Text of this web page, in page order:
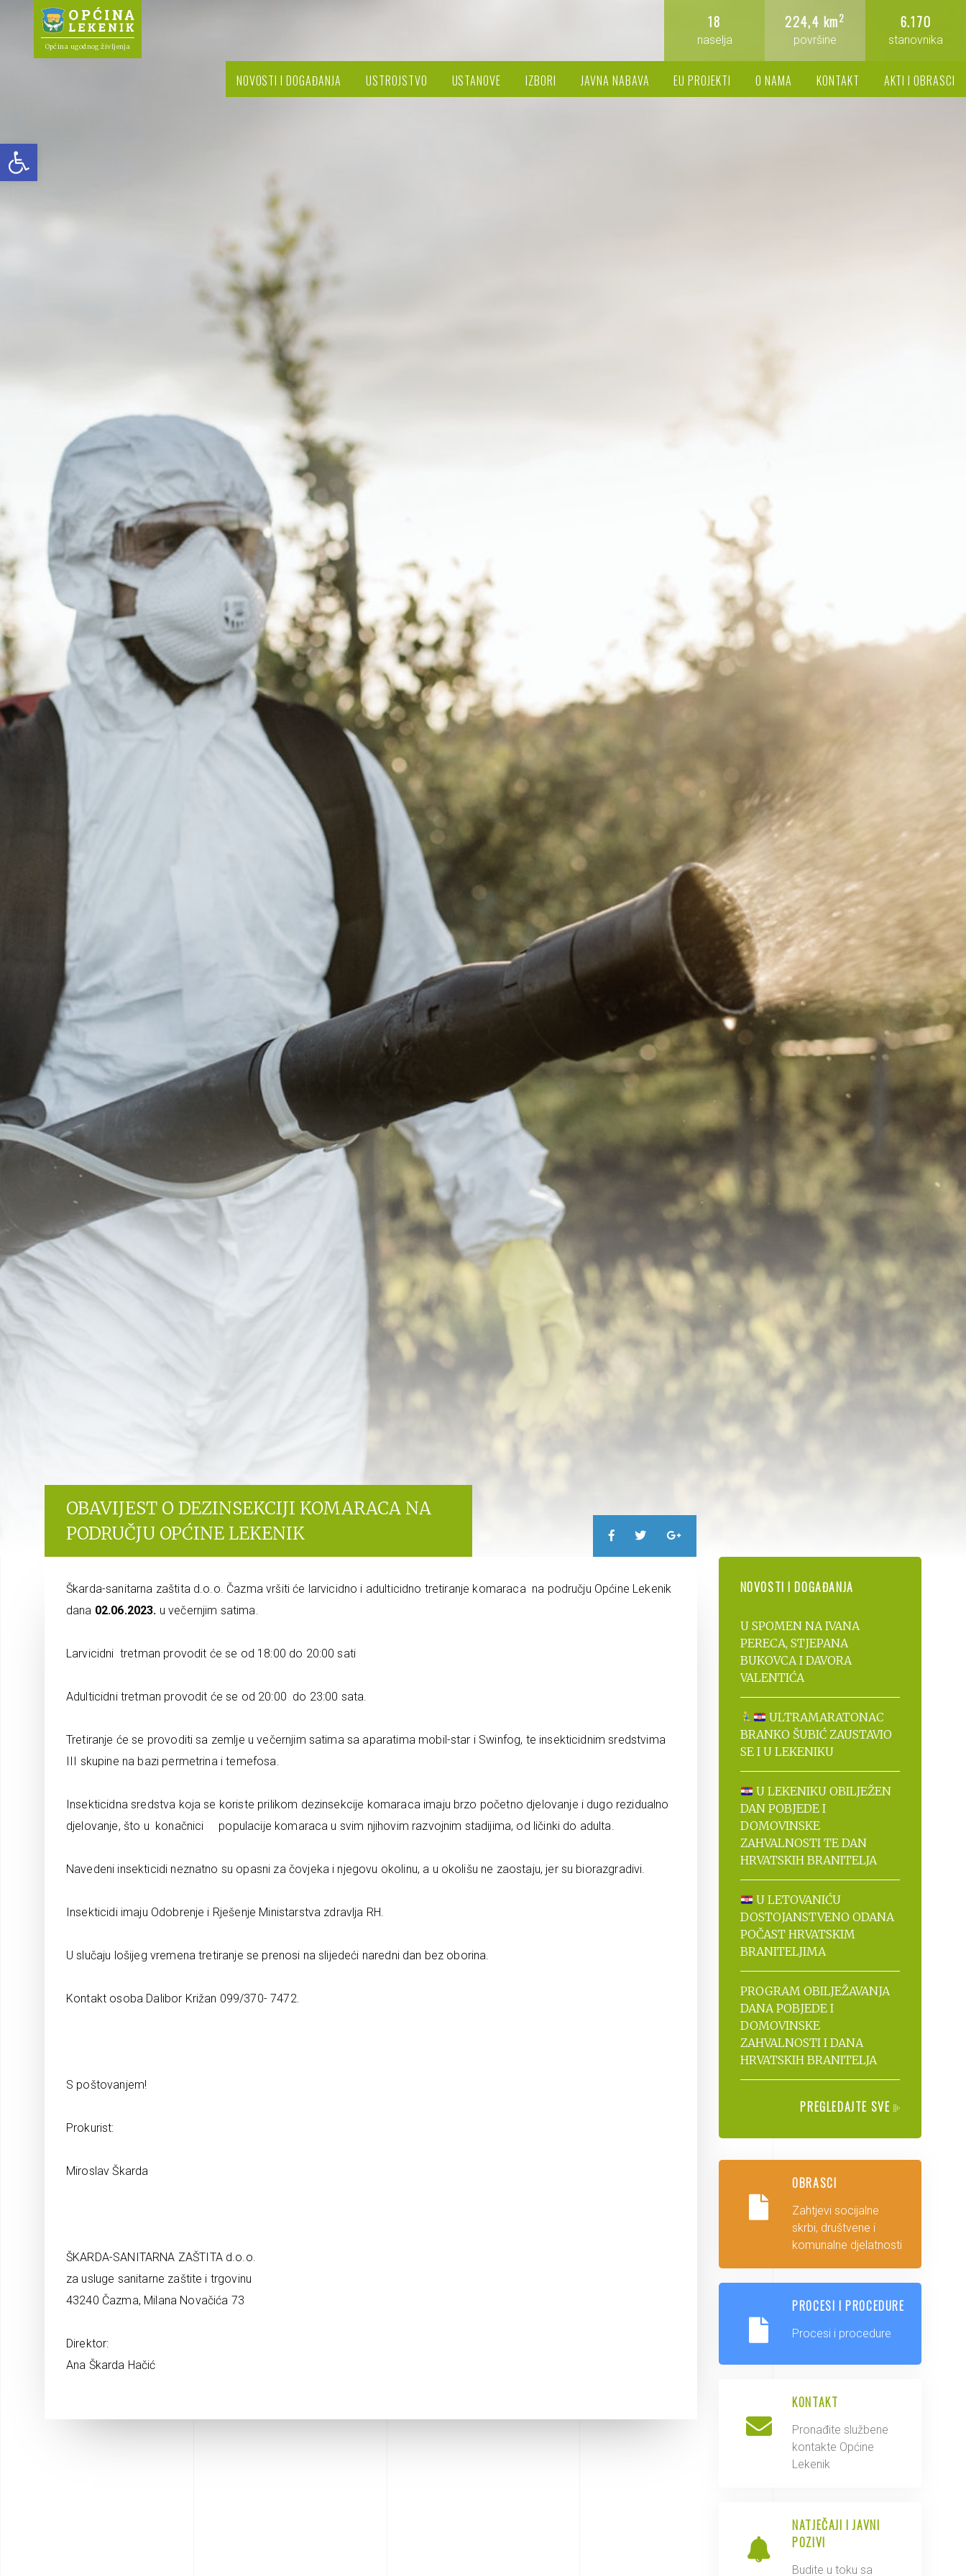
Open toolbar
Općina ugodnog življenja
6.170
stanovnika
224,4 km2
površine
18
naselja
NOVOSTI I DOGAĐANJA USTROJSTVO USTANOVE IZBORI JAVNA NABAVA EU PROJEKTI O NAMA KONTAKT AKTI I OBRASCI
OBAVIJEST O DEZINSEKCIJI KOMARACA NA
PODRUČJU OPĆINE LEKENIK
Škarda-sanitarna zaštita d.o.o. Čazma vršiti će larvicidno i adulticidno tretiranje komaraca na području Općine Lekenik
dana 02.06.2023. u večernjim satima.
Larvicidni tretman provodit će se od 18:00 do 20:00 sati
Adulticidni tretman provodit će se od 20:00 do 23:00 sata.
Tretiranje će se provoditi sa zemlje u večernjim satima sa aparatima mobil-star i Swinfog, te insekticidnim sredstvima
III skupine na bazi permetrina i temefosa.
Insekticidna sredstva koja se koriste prilikom dezinsekcije komaraca imaju brzo početno djelovanje i dugo rezidualno
djelovanje, što u konačnici populacije komaraca u svim njihovim razvojnim stadijima, od ličinki do adulta.
Navedeni insekticidi neznatno su opasni za čovjeka i njegovu okolinu, a u okolišu ne zaostaju, jer su biorazgradivi.
Insekticidi imaju Odobrenje i Rješenje Ministarstva zdravlja RH.
U slučaju lošijeg vremena tretiranje se prenosi na slijedeći naredni dan bez oborina.
Kontakt osoba Dalibor Križan 099/370- 7472.
S poštovanjem!
Prokurist:
Miroslav Škarda
ŠKARDA-SANITARNA ZAŠTITA d.o.o.
za usluge sanitarne zaštite i trgovinu
43240 Čazma, Milana Novačića 73
Direktor:
Ana Škarda Hačić
NOVOSTI I DOGAĐANJA
U SPOMEN NA IVANA
PERECA, STJEPANA
BUKOVCA I DAVORA
VALENTIĆA
ULTRAMARATONAC
BRANKO ŠUBIĆ ZAUSTAVIO
SE I U LEKENIKU
U LEKENIKU OBILJEŽEN
DAN POBJEDE I
DOMOVINSKE
ZAHVALNOSTI TE DAN
HRVATSKIH BRANITELJA
U LETOVANIĆU
DOSTOJANSTVENO ODANA
POČAST HRVATSKIM
BRANITELJIMA
PROGRAM OBILJEŽAVANJA
DANA POBJEDE I
DOMOVINSKE
ZAHVALNOSTI I DANA
HRVATSKIH BRANITELJA
PREGLEDAJTE SVE
OBRASCI
Zahtjevi socijalne
skrbi, društvene i
komunalne djelatnosti
PROCESI I PROCEDURE
Procesi i procedure
KONTAKT
Pronađite službene
kontakte Općine
Lekenik
NATJEČAJI I JAVNI
POZIVI
Budite u toku sa